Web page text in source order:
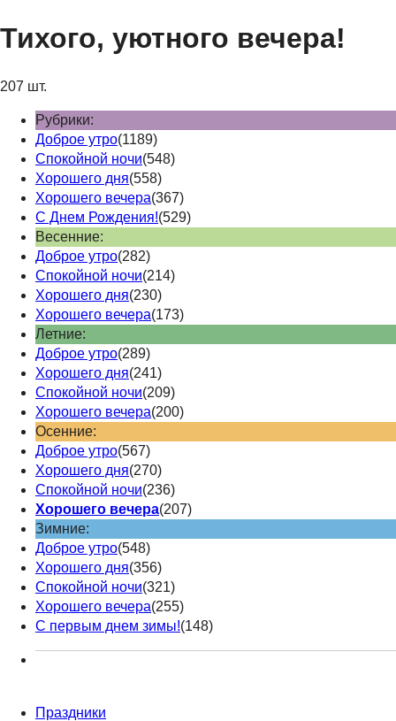
Тихого, уютного вечера!
207 шт.
Рубрики:
Доброе утро(1189)
Спокойной ночи(548)
Хорошего дня(558)
Хорошего вечера(367)
С Днем Рождения!(529)
Весенние:
Доброе утро(282)
Спокойной ночи(214)
Хорошего дня(230)
Хорошего вечера(173)
Летние:
Доброе утро(289)
Хорошего дня(241)
Спокойной ночи(209)
Хорошего вечера(200)
Осенние:
Доброе утро(567)
Хорошего дня(270)
Спокойной ночи(236)
Хорошего вечера(207)
Зимние:
Доброе утро(548)
Хорошего дня(356)
Спокойной ночи(321)
Хорошего вечера(255)
С первым днем зимы!(148)
Праздники